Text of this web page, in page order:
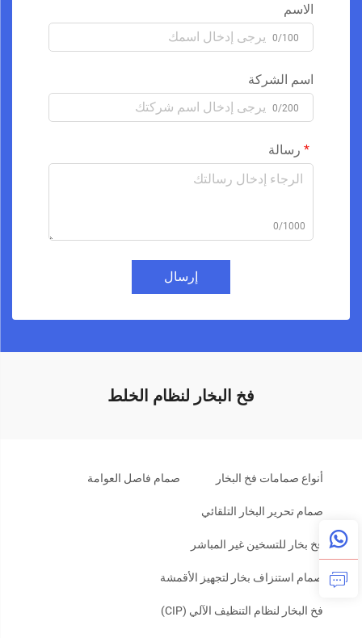
الاسم
0/100
اسم الشركة
0/200
رسالة
0/1000
إرسال
فخ البخار لنظام الخلط
أنواع صمامات فخ البخار صمام فاصل العوامة
صمام تحرير البخار التلقائي
فخ بخار للتسخين غير المباشر
صمام استنزاف بخار لتجهيز الأقمشة
فخ البخار لنظام التنظيف الآلي (CIP)